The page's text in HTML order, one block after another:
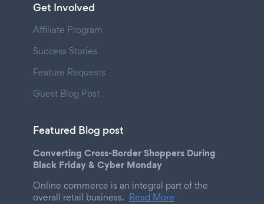
Get Involved
Affiliate Program
Success Stories
Feature Requests
Guest Blog Post
Featured Blog post
Converting Cross-Border Shoppers During
Black Friday & Cyber Monday
Online commerce is an integral part of the
overall retail business. Read More